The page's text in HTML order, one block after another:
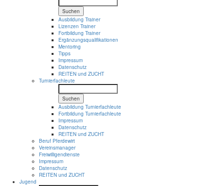
Suchen
Ausbildung Trainer
Lizenzen Trainer
Fortbildung Trainer
Ergänzungsqualifikationen
Mentoring
Tipps
Impressum
Datenschutz
REITEN und ZUCHT
Turnierfachleute
Suchen
Ausbildung Turnierfachleute
Fortbildung Turnierfachleute
Impressum
Datenschutz
REITEN und ZUCHT
Beruf Pferdewirt
Vereinsmanager
Freiwilligendienste
Impressum
Datenschutz
REITEN und ZUCHT
Jugend